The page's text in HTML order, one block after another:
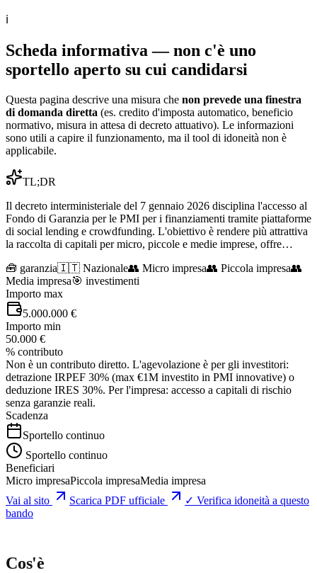
ℹ️
Scheda informativa — non c'è uno
sportello aperto su cui candidarsi
Questa pagina descrive una misura che non prevede una finestra
di domanda diretta (es. credito d'imposta automatico, beneficio
normativo, misura in attesa di decreto attuativo). Le informazioni
sono utili a capire il funzionamento, ma il tool di idoneità non è
applicabile.
TL;DR
Il decreto interministeriale del 7 gennaio 2026 disciplina l'accesso al
Fondo di Garanzia per le PMI per i finanziamenti tramite piattaforme
di social lending e crowdfunding. L'obiettivo è rendere più attrattiva
la raccolta di capitali per micro, piccole e medie imprese, offre…
🧰 garanzia🇮🇹 Nazionale👥 Micro impresa👥 Piccola impresa👥
Media impresa🎯 investimenti
Importo max
5.000.000 €
Importo min
50.000 €
% contributo
Non è un contributo diretto. L'agevolazione è per gli investitori:
detrazione IRPEF 30% (max €1M investito in PMI innovative) o
deduzione IRES 30%. Per l'impresa: accesso a capitali di rischio
senza garanzie reali.
Scadenza
Sportello continuo
Sportello continuo
Beneficiari
Micro impresaPiccola impresaMedia impresa
Vai al sito
Scarica PDF ufficiale
✓ Verifica idoneità a questo
bando
Cos'è